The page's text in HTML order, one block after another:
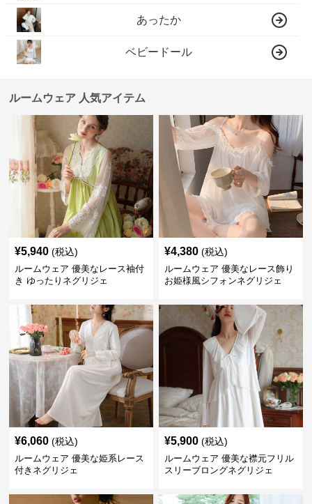
あったか
ベビードール
ルームウェア 人気アイテム
¥5,940 (税込)
ルームウェア 優美なレース袖付
き ゆったりネグリジェ
¥4,380 (税込)
ルームウェア 優美なレース飾り
お姫様風シフォンネグリジェ
¥6,060 (税込)
ルームウェア 優美な姫系レース
付きネグリジェ
¥5,900 (税込)
ルームウェア 優美な襟元フリル
スリーブロングネグリジェ